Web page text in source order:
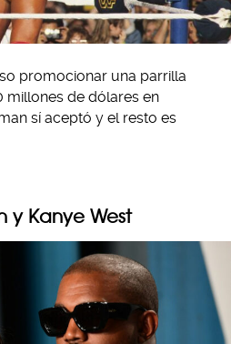
promocionar una parrilla
millones de dólares en
sí aceptó y el resto es
y Kanye West